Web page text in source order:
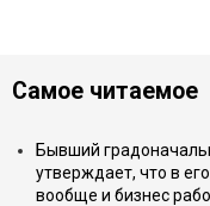
Самое читаемое
Бывший
утверждает, что в
вообще и бизнес